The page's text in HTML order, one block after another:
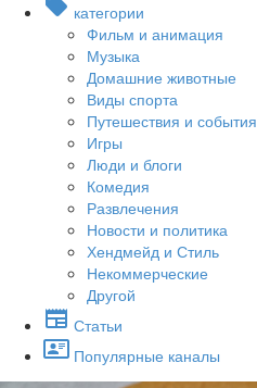
категории
Фильм и анимация
Музыка
Домашние животные
Виды спорта
Путешествия и события
Игры
Люди и блоги
Комедия
Развлечения
Новости и политика
Хендмейд и Стиль
Некоммерческие
Другой
Статьи
Популярные каналы